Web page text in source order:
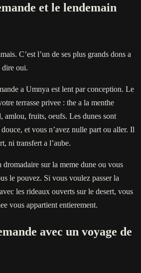
et le lendemain
C’est l’un de ses plus grands dons a
dire oui.
a Umnya est lent par conception. Le
terrasse privee : the a la menthe
amlou, fruits, oeufs. Les dunes sont
et vous n’avez nulle part ou aller. Il
ni transfert a l’aube.
sur la meme dune ou vous
le pouvez. Si vous voulez passer la
les rideaux ouverts sur le desert, vous
vous appartient entierement.
avec un voyage de